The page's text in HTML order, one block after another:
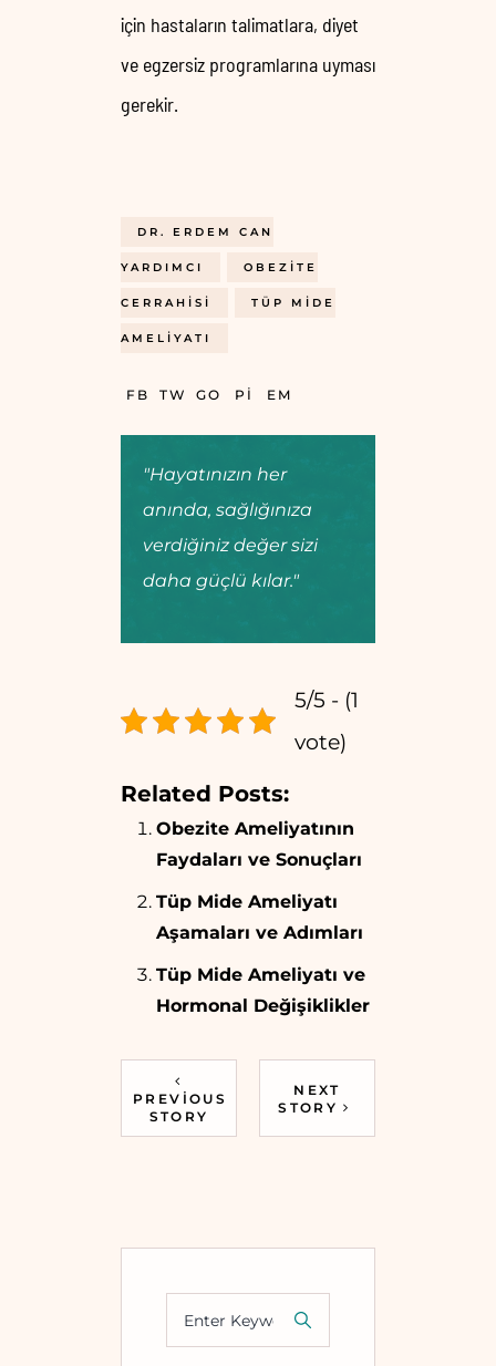
için hastaların talimatlara, diyet
ve egzersiz programlarına uyması
gerekir.
DR. ERDEM CAN
YARDIMCI OBEZITE
CERRAHISI TÜP MIDE
AMELIYATI
FB TW GO PI EM
"Hayatınızın her
anında, sağlığınıza
verdiğiniz değer sizi
daha güçlü kılar."
5/5 - (1
vote)
Related Posts:
Obezite Ameliyatının
Faydaları ve Sonuçları
Tüp Mide Ameliyatı
Aşamaları ve Adımları
Tüp Mide Ameliyatı ve
Hormonal Değişiklikler
PREVIOUS
STORY
NEXT
STORY